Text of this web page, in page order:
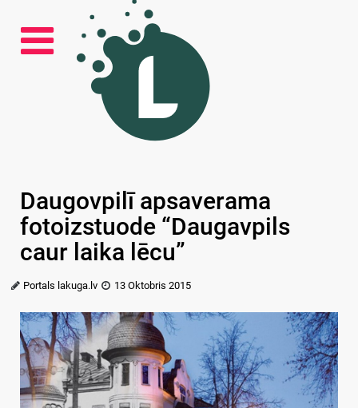
Daugovpilī apsaverama
fotoizstuode “Daugavpils
caur laika lēcu”
Portals lakuga.lv 13 Oktobris 2015